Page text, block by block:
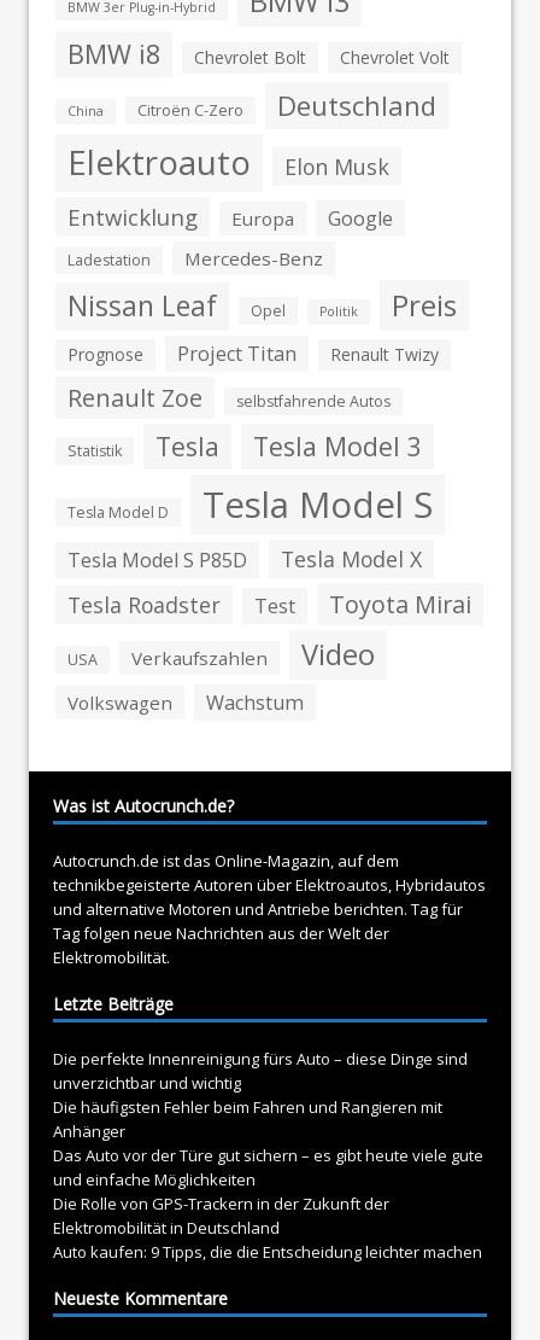
BMW 3er Plug-in-Hybrid
BMW i8 Chevrolet Bolt Chevrolet Volt
China Citroën C-Zero Deutschland
Elektroauto Elon Musk
Entwicklung Europa Google
Ladestation Mercedes-Benz
Nissan Leaf Opel Politik Preis
Prognose Project Titan Renault Twizy
Renault Zoe selbstfahrende Autos
Statistik Tesla Tesla Model 3
Tesla Model D Tesla Model S
Tesla Model S P85D
Tesla Model X
Tesla Roadster
Test Toyota Mirai
USA Verkaufszahlen Video
Volkswagen Wachstum
Was ist Autocrunch.de?
Autocrunch.de ist das Online-Magazin, auf dem
technikbegeisterte Autoren überElektroautos, Hybridautos
und alternative Motoren und Antriebe berichten. Tag für
Tag folgen neue Nachrichten aus der Welt der
Elektromobilität.
Letzte Beiträge
Die perfekte Innenreinigung fürs Auto – diese Dinge sind
unverzichtbar und wichtig
Die häufigsten Fehler beim Fahren und Rangieren mit
Anhänger
Das Auto vor der Türe gut sichern – es gibt heute viele gute
und einfache Möglichkeiten
Die Rolle von GPS-Trackern in der Zukunft der
Elektromobilität in Deutschland
Auto kaufen: 9 Tipps, die die Entscheidung leichter machen
Neueste Kommentare